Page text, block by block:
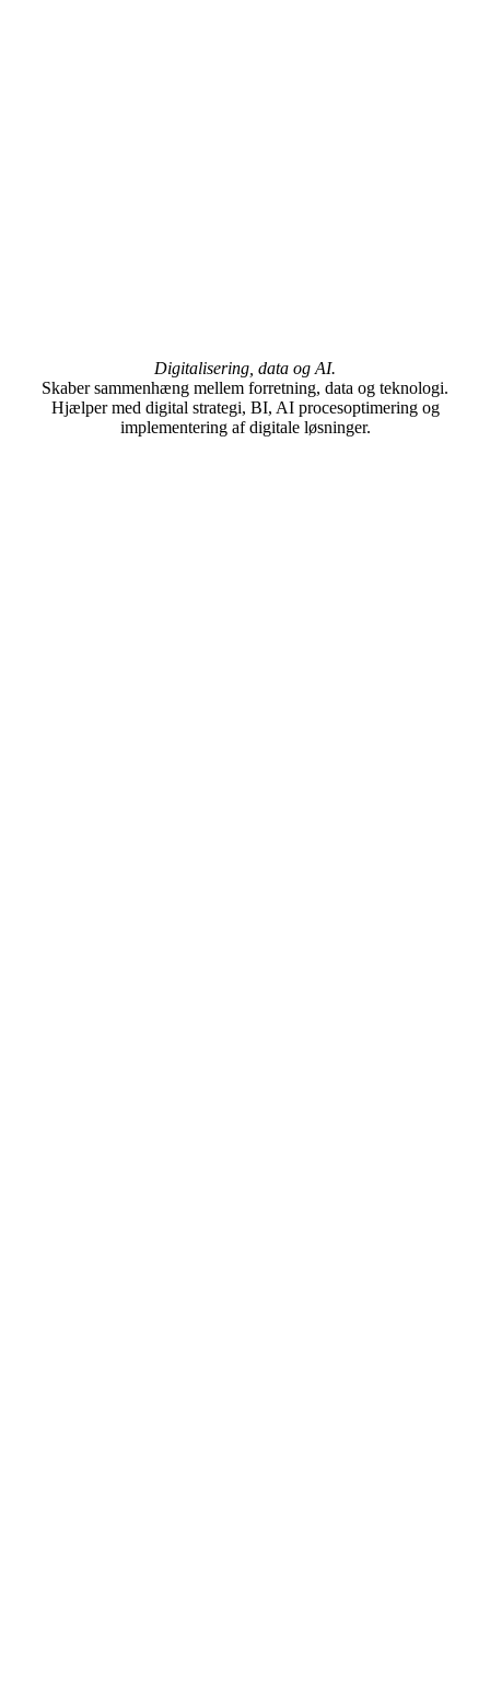
Digitalisering, data og AI.
Skaber sammenhæng mellem forretning, data og teknologi.
Hjælper med digital strategi, BI, AI procesoptimering og
implementering af digitale løsninger.